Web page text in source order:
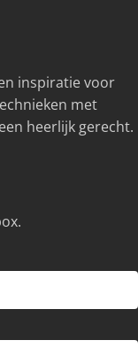
inspiratie voor
met
heerlijk gerecht.